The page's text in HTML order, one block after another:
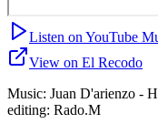
Listen on YouTube
View on El Recodo
Music: Juan D'arienzo -
editing: Rado.M